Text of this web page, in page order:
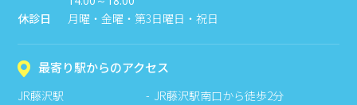
休診日 月曜・金曜・第3日曜日・祝日
最寄り駅からのアクセス
JR藤沢駅
JR藤沢駅南口から徒歩2分